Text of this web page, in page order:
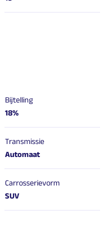
Bijtelling
18%
Transmissie
Automaat
Carrosserievorm
SUV